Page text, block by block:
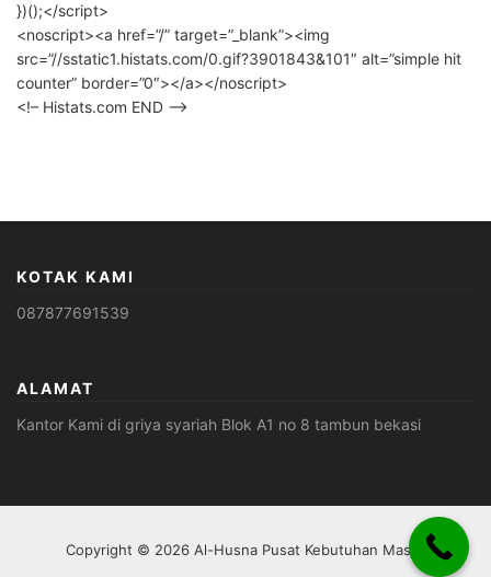
})();</script>
<noscript><a href=”/” target=”_blank”><img
src=”//sstatic1.histats.com/0.gif?3901843&101″ alt=”simple hit
counter” border=”0″></a></noscript>
<!– Histats.com END –>
KOTAK KAMI
087877691539
ALAMAT
Kantor Kami di griya syariah Blok A1 no 8 tambun bekasi
Copyright © 2026 Al-Husna Pusat Kebutuhan Masjid